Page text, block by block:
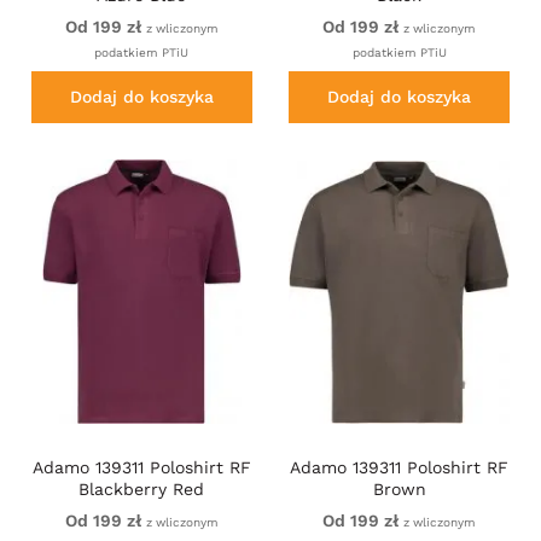
Od 199 zł z wliczonym
podatkiem PTiU
Dodaj do koszyka
Od 199 zł z wliczonym
podatkiem PTiU
Dodaj do koszyka
Adamo 139311 Poloshirt RF
Blackberry Red
Od 199 zł z wliczonym
Adamo 139311 Poloshirt RF
Brown
Od 199 zł z wliczonym